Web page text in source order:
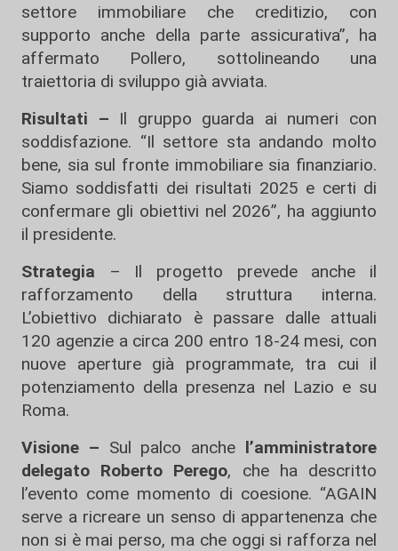
settore immobiliare che creditizio, con
supporto anche della parte assicurativa”, ha
affermato Pollero, sottolineando una
traiettoria di sviluppo già avviata.
Risultati – Il gruppo guarda ai numeri con
soddisfazione. “Il settore sta andando molto
bene, sia sul fronte immobiliare sia finanziario.
Siamo soddisfatti dei risultati 2025 e certi di
confermare gli obiettivi nel 2026”, ha aggiunto
il presidente.
Strategia
– Il progetto prevede anche il
rafforzamento della struttura interna.
L’obiettivo dichiarato è passare dalle attuali
120 agenzie a circa 200 entro 18-24 mesi, con
nuove aperture già programmate, tra cui il
potenziamento della presenza nel Lazio e su
Roma.
Visione – Sul palco anche l’amministratore
delegato Roberto Perego, che ha descritto
l’evento come momento di coesione. “AGAIN
serve a ricreare un senso di appartenenza che
non si è mai perso, ma che oggi si rafforza nel